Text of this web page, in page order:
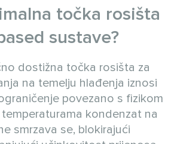
točka rosišta
sustave?
dostižna točka rosišta za
na temelju hlađenja iznosi
povezano s fizikom
kondenzat na
smrzava se, blokirajući